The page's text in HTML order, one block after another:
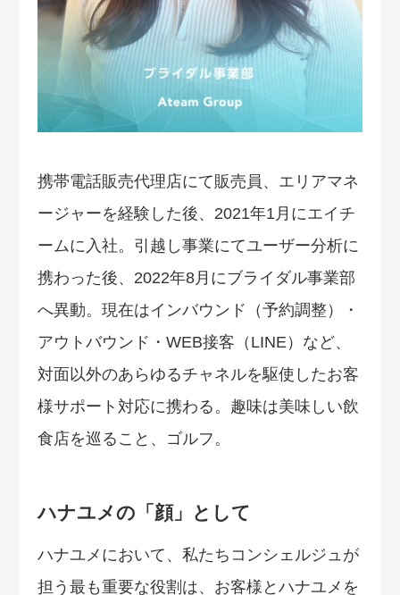
携帯電話販売代理店にて販売員、エリアマネ
ージャーを経験した後、2021年1月にエイチ
ームに入社。引越し事業にてユーザー分析に
携わった後、2022年8月にブライダル事業部
へ異動。現在はインバウンド（予約調整）・
アウトバウンド・WEB接客（LINE）など、
対面以外のあらゆるチャネルを駆使したお客
様サポート対応に携わる。趣味は美味しい飲
食店を巡ること、ゴルフ。
ハナユメの「顔」として
ハナユメにおいて、私たちコンシェルジュが
担う最も重要な役割は、お客様とハナユメを